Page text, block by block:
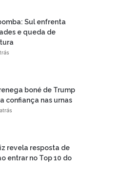
Sul enfrenta
e queda de
boné de Trump
confiança nas urnas
revela resposta de
entrar no Top 10 do